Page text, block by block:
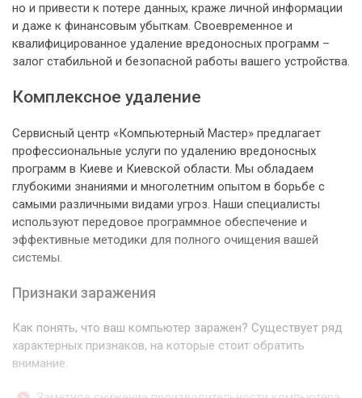
но и привести к потере данных, краже личной информации
и даже к финансовым убыткам. Своевременное и
квалифицированное удаление вредоносных программ –
залог стабильной и безопасной работы вашего устройства.
Комплексное удаление
Сервисный центр «Компьютерный Мастер» предлагает
профессиональные услуги по удалению вредоносных
программ в Киеве и Киевской области. Мы обладаем
глубокими знаниями и многолетним опытом в борьбе с
самыми различными видами угроз. Наши специалисты
используют передовое программное обеспечение и
эффективные методики для полного очищения вашей
системы.
Признаки заражения
Как понять, что ваш компьютер заражен? Существует ряд
характерных признаков, на которые стоит обратить
внимание: